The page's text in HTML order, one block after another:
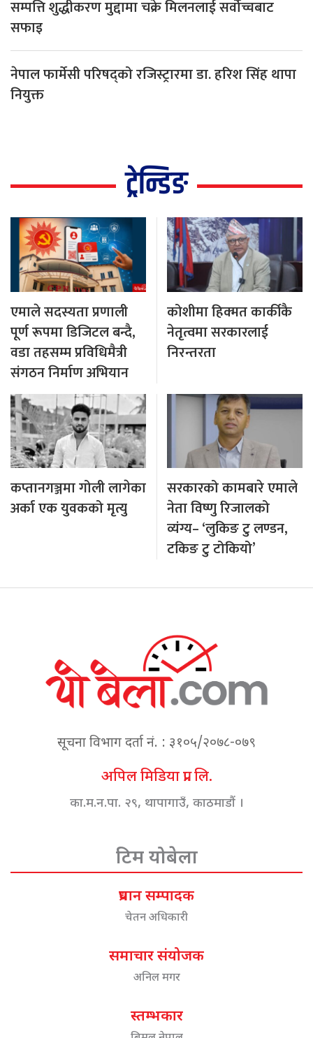
सम्पत्ति शुद्धीकरण मुद्दामा चक्रे मिलनलाई सर्वोच्चबाट
सफाइ
नेपाल फार्मेसी परिषद्को रजिस्ट्रारमा डा. हरिश सिंह थापा
नियुक्त
ट्रेन्डिङ
एमाले सदस्यता प्रणाली
पूर्ण रूपमा डिजिटल बन्दै,
वडा तहसम्म प्रविधिमैत्री
संगठन निर्माण अभियान
कोशीमा हिक्मत कार्कीकै
नेतृत्वमा सरकारलाई
निरन्तरता
कप्तानगञ्जमा गोली लागेका
अर्का एक युवकको मृत्यु
सरकारको कामबारे एमाले
नेता विष्णु रिजालको
व्यंग्य– ‘लुकिङ टु लण्डन,
टकिङ टु टोकियो’
सूचना विभाग दर्ता नं. : ३१०५/२०७८-०७९
अपिल मिडिया प्रा. लि.
का.म.न.पा. २९, थापागाउँ, काठमाडौं ।
टिम योबेला
प्रधान सम्पादक
चेतन अधिकारी
समाचार संयोजक
अनिल मगर
स्तम्भकार